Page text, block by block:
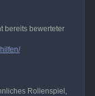
bereits bewerteter
Rollenspiel,